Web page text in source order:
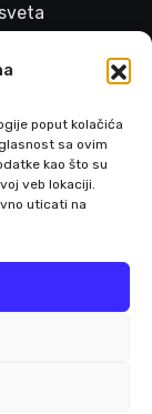
poput kolačića
sa ovim
kao što su
veb lokaciji.
uticati na
>